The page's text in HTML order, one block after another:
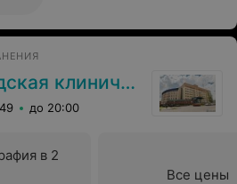
что впервые у меня
разогнуть руку и
неуместные комментарии в
позвонить в регистратуру
сайте, но это сделать очень
терпите себе нервы, не
медицинской
поликлиника
до 20:00
в 2
Все цены